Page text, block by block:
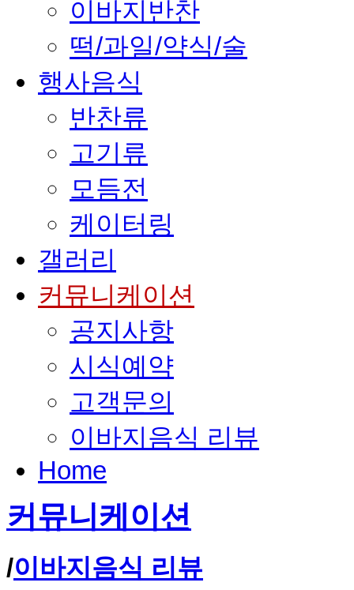
이바지반찬
떡/과일/약식/술
행사음식
반찬류
고기류
모듬전
케이터링
갤러리
커뮤니케이션
공지사항
시식예약
고객문의
이바지음식 리뷰
Home
커뮤니케이션
/이바지음식 리뷰